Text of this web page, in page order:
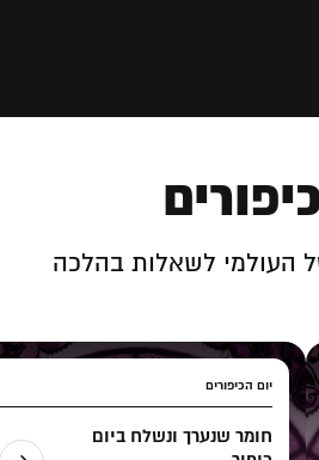
העולמי לשאלות בהלכה
יום הכיפורים
חומר שנערך ונשלח ביום